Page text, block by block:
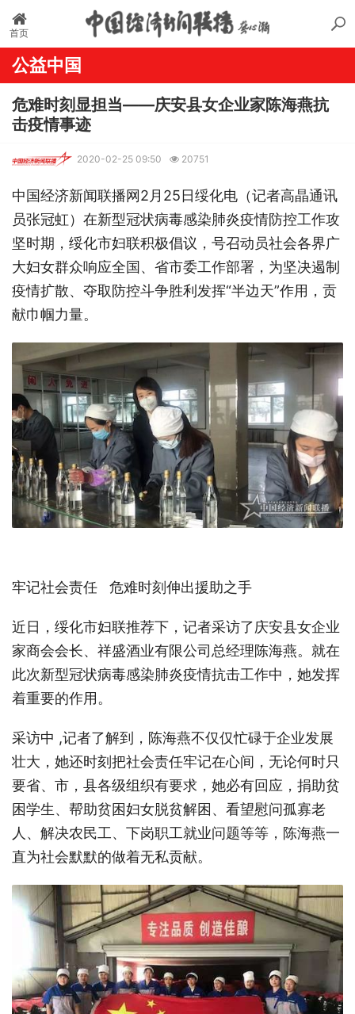
首页
公益中国
危难时刻显担当——庆安县女企业家陈海燕抗
击疫情事迹
2020-02-25 09:50 20751
中国经济新闻联播网2月25日绥化电（记者高晶通讯
员张冠虹）在新型冠状病毒感染肺炎疫情防控工作攻
坚时期，绥化市妇联积极倡议，号召动员社会各界广
大妇女群众响应全国、省市委工作部署，为坚决遏制
疫情扩散、夺取防控斗争胜利发挥“半边天”作用，贡
献巾帼力量。
牢记社会责任 危难时刻伸出援助之手
近日，绥化市妇联推荐下，记者采访了庆安县女企业
家商会会长、祥盛酒业有限公司总经理陈海燕。就在
此次新型冠状病毒感染肺炎疫情抗击工作中，她发挥
着重要的作用。
采访中 ,记者了解到，陈海燕不仅仅忙碌于企业发展
壮大，她还时刻把社会责任牢记在心间，无论何时只
要省、市，县各级组织有要求，她必有回应，捐助贫
困学生、帮助贫困妇女脱贫解困、看望慰问孤寡老
人、解决农民工、下岗职工就业问题等等，陈海燕一
直为社会默默的做着无私贡献。